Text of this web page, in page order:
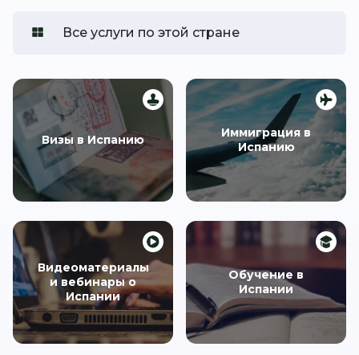
Все услуги по этой стране
Визы в Испанию
Иммиграция в
Испанию
Видеоматериалы
и вебинары о
Испании
Обучение в
Испании